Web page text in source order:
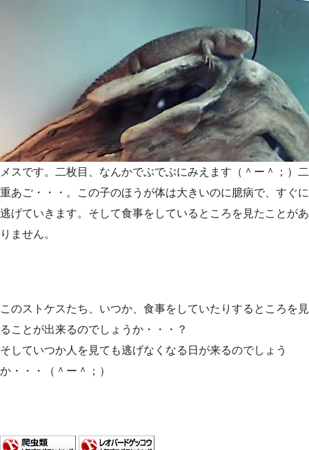
メスです。二枚目、なんかでぶでぶにみえます（＾ー＾；）二
重あご・・・。この子のほうが体は大きいのに臆病で、すぐに
逃げていきます。そして食事をしているところを見たことがあ
りません。
このストケスたち、いつか、食事をしていたりするところを見
ることが出来るのでしょうか・・・？
そしていつか人を見ても逃げなくなる日が来るのでしょう
か・・・（＾ー＾；）